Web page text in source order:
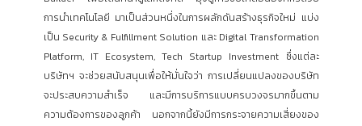
การนำเทคโนโลยี มาเป็นส่วนหนึ่งในการผลักดันสร้างธุรกิจใหม่ แบ่ง
เป็น Security & Fulfillment Solution และ Digital Transformation
Platform, IT Ecosystem, Tech Startup Investment ซึ่งแต่ละ
บริษัทฯ จะช่วยสนับสนุนเพื่อให้มั่นใจว่า การเปลี่ยนแปลงของบริษัท
จะประสบความสำเร็จ และมีการบริการแบบครบวงจรมากขึ้นตาม
ความต้องการของลูกค้า นอกจากนี้ยังมีการกระจายความเสี่ยงของ